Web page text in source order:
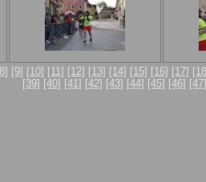
[9] [10] [11] [12] [13] [14] [15] [16] [17]
[39] [40] [41] [42] [43] [44] [45] [46] [47]